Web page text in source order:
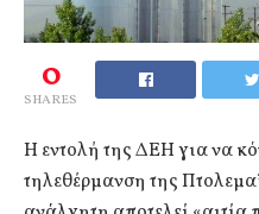
0
SHARES
Η εντολή της ΔΕΗ για να
τηλεθέρμανση της